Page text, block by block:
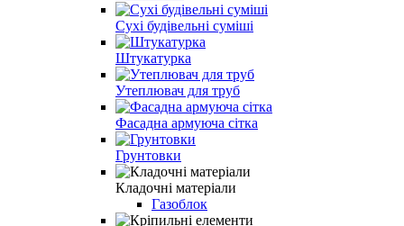
Сухі будівельні суміші
Штукатурка
Утеплювач для труб
Фасадна армуюча сітка
Грунтовки
Кладочні матеріали
Газоблок